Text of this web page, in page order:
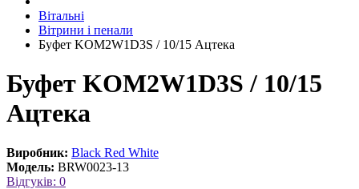
Вітальні
Вітрини і пенали
Буфет KOM2W1D3S / 10/15 Ацтека
Буфет KOM2W1D3S / 10/15
Ацтека
Виробник: Black Red White
Модель: BRW0023-13
Відгуків: 0